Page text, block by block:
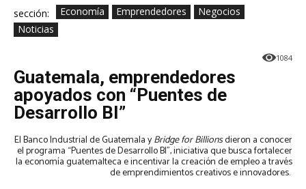
sección: Economía Emprendedores
Negocios
Noticias
1084
Guatemala, emprendedores
apoyados con “Puentes de
Desarrollo BI”
El Banco Industrial de Guatemala yBridge for Billionsdieron a conocer
el programa “Puentes de Desarrollo BI”, iniciativa que busca fortalecer
la economía guatemalteca e incentivar la creación de empleo a través
de emprendimientos creativos e innovadores.